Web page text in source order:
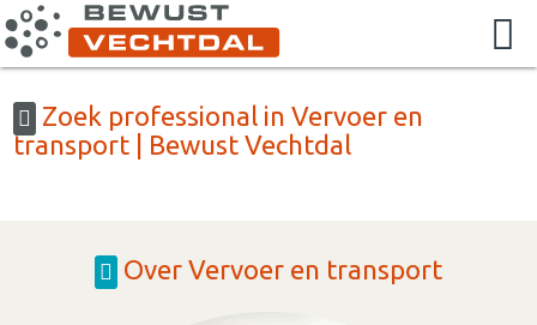
Zoek professional in Vervoer en
transport | Bewust Vechtdal
Over Vervoer en transport